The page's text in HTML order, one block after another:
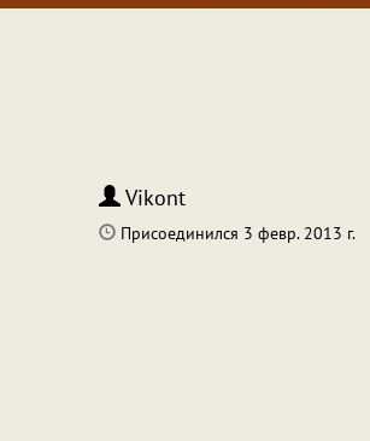
Vikont
Присоединился 3 февр. 2013 г.